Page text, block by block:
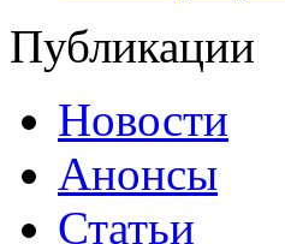
Публикации
Новости
Анонсы
Статьи